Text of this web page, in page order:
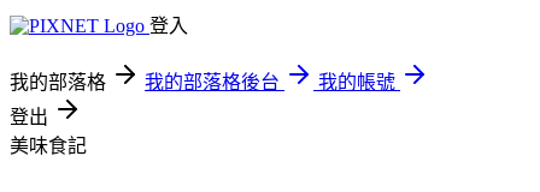
登入
我的部落格 我的部落格後台
我的帳號
登出
美味食記